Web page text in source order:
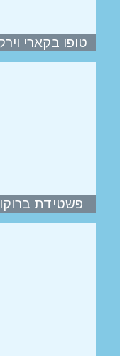
טופו בקארי
פשטידת